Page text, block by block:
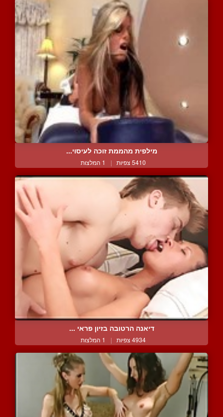
מילפית מהממת זוכה לעיסוי...
5410 צפיות | 1 המלצות
דיאנה הרטובה בזיון פראי ...
4934 צפיות | 1 המלצות